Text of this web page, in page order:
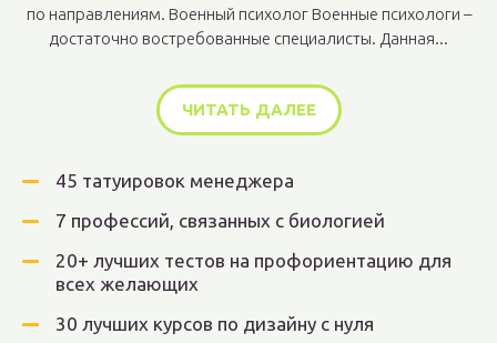
по направлениям. Военный психолог Военные психологи –
достаточно востребованные специалисты. Данная...
ЧИТАТЬ ДАЛЕЕ
45 татуировок менеджера
7 профессий, связанных с биологией
20+ лучших тестов на профориентацию для
всех желающих
30 лучших курсов по дизайну с нуля